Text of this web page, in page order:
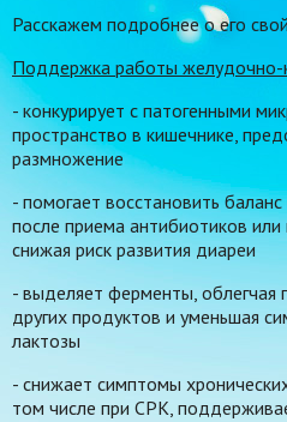
Расскажем подробнее о его
Поддержка работы желудочно-
- конкурирует с патогенными
пространство в кишечнике,
размножение
- помогает восстановить
после приема антибиотиков
снижая риск развития диареи
- выделяет ферменты, облегчая
других продуктов и уменьшая
лактозы
- снижает симптомы
том числе при СРК,